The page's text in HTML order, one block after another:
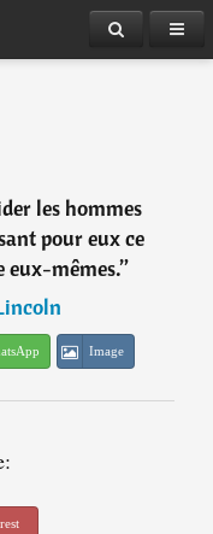
les hommes
pour eux ce
mêmes.”
Image